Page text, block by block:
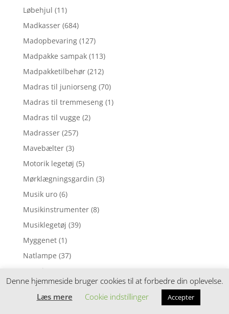
Løbehjul (11)
Madkasser (684)
Madopbevaring (127)
Madpakke sampak (113)
Madpakketilbehør (212)
Madras til juniorseng (70)
Madras til tremmeseng (1)
Madras til vugge (2)
Madrasser (257)
Mavebælter (3)
Motorik legetøj (5)
Mørklægningsgardin (3)
Musik uro (6)
Musikinstrumenter (8)
Musiklegetøj (39)
Myggenet (1)
Natlampe (37)
Nattøj
Neglelak (1)
Nusseklud (4)
Denne hjemmeside bruger cookies til at forbedre din oplevelse.
Læs mere
Cookie indstillinger Accepter